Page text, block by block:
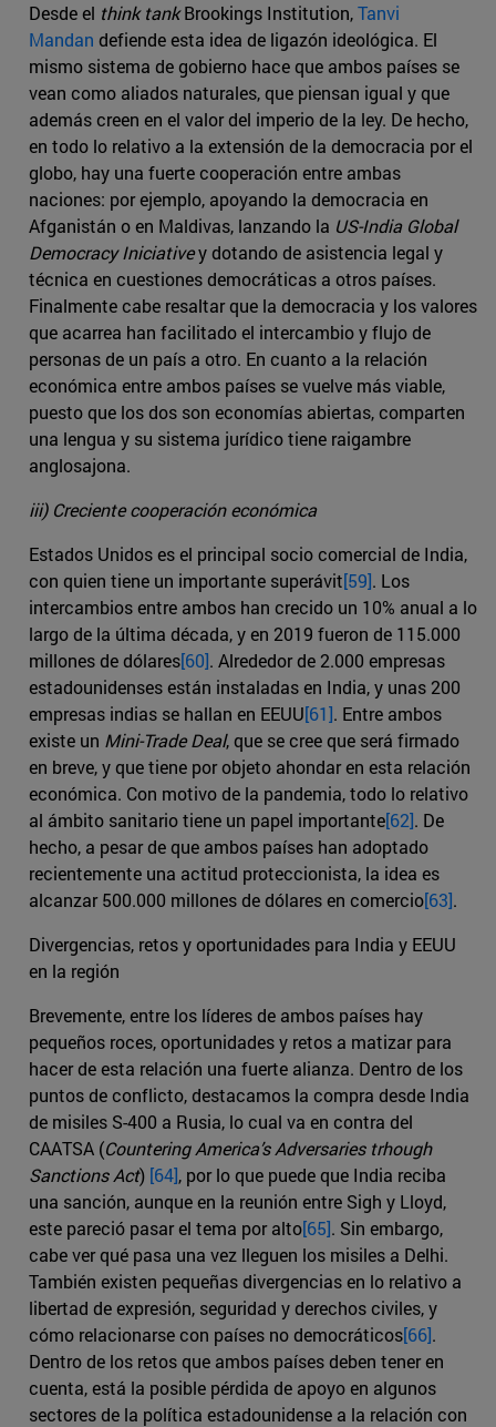
Desde el think tankBrookings Institution,Tanvi
Mandan defiende esta idea de ligazón ideológica. El
mismo sistema de gobierno hace que ambos países se
vean como aliados naturales, que piensan igual y que
además creen en el valor del imperio de la ley. De hecho,
en todo lo relativo a la extensión de la democracia por el
globo, hay una fuerte cooperación entre ambas
naciones: por ejemplo, apoyando la democracia en
Afganistán o en Maldivas, lanzando la US-India Global
Democracy Iniciativey dotando de asistencia legal y
técnica en cuestiones democráticas a otros países.
Finalmente cabe resaltar que la democracia y los valores
que acarrea han facilitado el intercambio y flujo de
personas de un país a otro. En cuanto a la relación
económica entre ambos países se vuelve más viable,
puesto que los dos son economías abiertas, comparten
una lengua y su sistema jurídico tiene raigambre
anglosajona.
iii) Creciente cooperación económica
Estados Unidos es el principal socio comercial de India,
con quien tiene un importante superávit[59]. Los
intercambios entre ambos han crecido un 10% anual a lo
largo de la última década, y en 2019 fueron de 115.000
millones de dólares[60]. Alrededor de 2.000 empresas
estadounidenses están instaladas en India, y unas 200
empresas indias se hallan en EEUU[61]. Entre ambos
existe un Mini-Trade Deal, que se cree que será firmado
en breve, y que tiene por objeto ahondar en esta relación
económica. Con motivo de la pandemia, todo lo relativo
al ámbito sanitario tiene un papel importante[62]. De
hecho, a pesar de que ambos países han adoptado
recientemente una actitud proteccionista, la idea es
alcanzar 500.000 millones de dólares en comercio[63].
Divergencias, retos y oportunidades para India y EEUU
en la región
Brevemente, entre los líderes de ambos países hay
pequeños roces, oportunidades y retos a matizar para
hacer de esta relación una fuerte alianza. Dentro de los
puntos de conflicto, destacamos la compra desde India
de misiles S-400 a Rusia, lo cual va en contra del
CAATSA (Countering America’s Adversaries trhough
Sanctions Act) [64], por lo que puede que India reciba
una sanción, aunque en la reunión entre Sigh y Lloyd,
este pareció pasar el tema por alto[65]. Sin embargo,
cabe ver qué pasa una vez lleguen los misiles a Delhi.
También existen pequeñas divergencias en lo relativo a
libertad de expresión, seguridad y derechos civiles, y
cómo relacionarse con países no democráticos[66].
Dentro de los retos que ambos países deben tener en
cuenta, está la posible pérdida de apoyo en algunos
sectores de la política estadounidense a la relación con